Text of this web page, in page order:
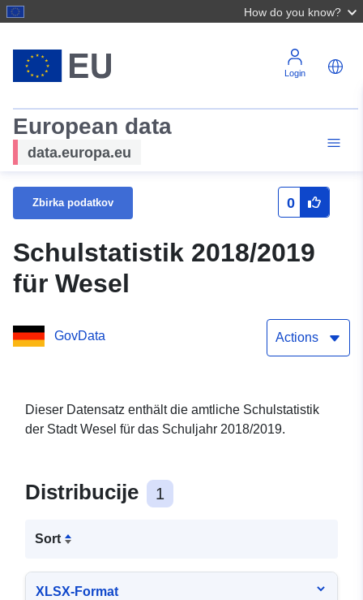
How do you know?
Login
European data
data.europa.eu
Zbirka podatkov 0
Schulstatistik 2018/2019
für Wesel
GovData Actions
Dieser Datensatz enthält die amtliche Schulstatistik
der Stadt Wesel für das Schuljahr 2018/2019.
Distribucije 1
Sort
XLSX-Format